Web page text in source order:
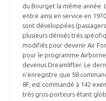
du Bourget la même année.
entre ainsi en service en
sont développées
plusieurs dérivés très
modifiés pour devenir Air
pour le programme Airborne
devenus Dreamlifter. Le
n'enregistre que 58
8F, est commandé à 142
très gros-porteurs étant